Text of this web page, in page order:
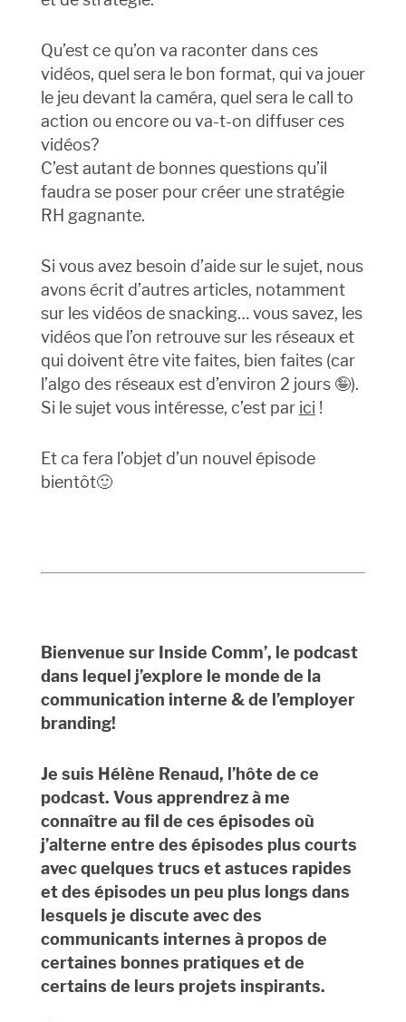
Qu’est ce qu’on va raconter dans ces
vidéos, quel sera le bon format, qui va jouer
le jeu devant la caméra, quel sera le call to
action ou encore ou va-t-on diffuser ces
vidéos?
C’est autant de bonnes questions qu’il
faudra se poser pour créer une stratégie
RH gagnante.
Si vous avez besoin d’aide sur le sujet, nous
avons écrit d’autres articles, notamment
sur les vidéos de snacking… vous savez, les
vidéos que l’on retrouve sur les réseaux et
qui doivent être vite faites, bien faites (car
l’algo des réseaux est d’environ 2 jours 🤪).
Si le sujet vous intéresse, c’est par ici !
Et ca fera l’objet d’un nouvel épisode
bientôt🙂
Bienvenue sur Inside Comm’, le podcast
dans lequel j’explore le monde de la
communication interne & de l’employer
branding!
Je suis Hélène Renaud, l’hôte de ce
podcast. Vous apprendrez à me
connaître au fil de ces épisodes où
j’alterne entre des épisodes plus courts
avec quelques trucs et astuces rapides
et des épisodes un peu plus longs dans
lesquels je discute avec des
communicants internes à propos de
certaines bonnes pratiques et de
certains de leurs projets inspirants.